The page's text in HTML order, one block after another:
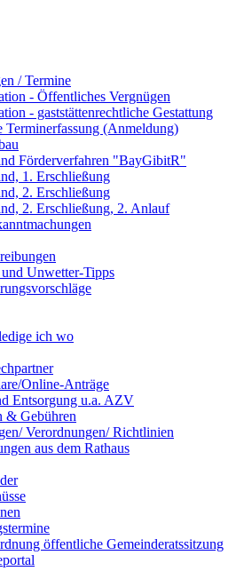
/ Termine
- Öffentliches Vergnügen
- gaststättenrechtliche Gestattung
Terminerfassung (Anmeldung)
Förderverfahren "BayGibitR"
1. Erschließung
2. Erschließung
2. Erschließung, 2. Anlauf
Unwetter-Tipps
ich wo
Online-Anträge
Entsorgung u.a. AZV
& Gebühren
Verordnungen/ Richtlinien
aus dem Rathaus
öffentliche Gemeinderatssitzung